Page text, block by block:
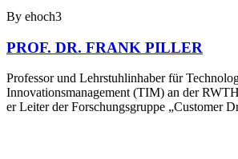
By ehoch3
PROF. DR. FRANK PILLER
Professor und Lehrstuhlinhaber für
Innovationsmanagement (TIM) an der
er Leiter der Forschungsgruppe „Customer